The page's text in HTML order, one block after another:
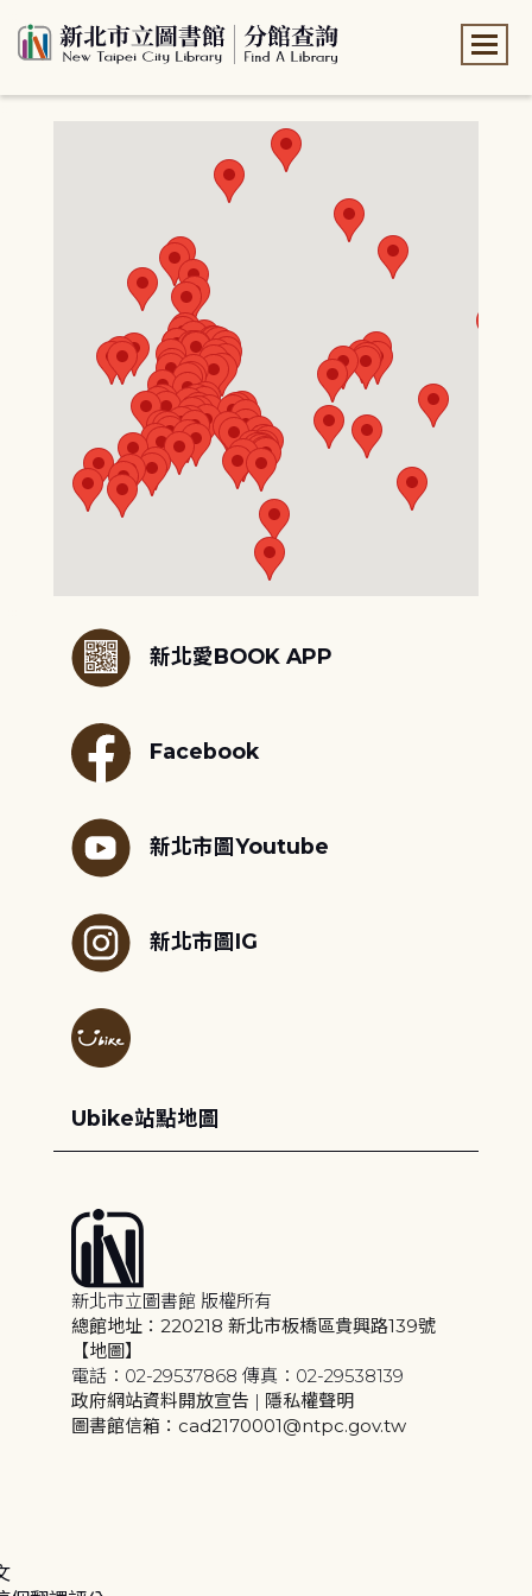
新北愛BOOK APP
Facebook
新北市圖Youtube
新北市圖IG
Ubike站點地圖
新北市立圖書館 版權所有
總館地址：220218 新北市板橋區貴興路139號
【地圖】
電話：02-29537868 傳真：02-29538139
政府網站資料開放宣告 | 隱私權聲明
圖書館信箱：cad2170001@ntpc.gov.tw